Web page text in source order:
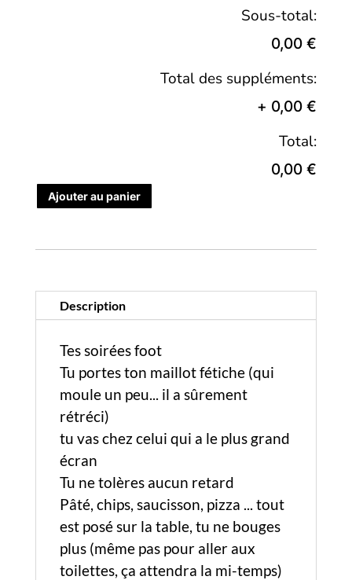
Sous-total:
0,00 €
Total des suppléments:
+ 0,00 €
Total:
0,00 €
Ajouter au panier
Description
Tes soirées foot
Tu portes ton maillot fétiche (qui
moule un peu... il a sûrement
rétréci)
tu vas chez celui qui a le plus grand
écran
Tu ne tolères aucun retard
Pâté, chips, saucisson, pizza ... tout
est posé sur la table, tu ne bouges
plus (même pas pour aller aux
toilettes, ça attendra la mi-temps)